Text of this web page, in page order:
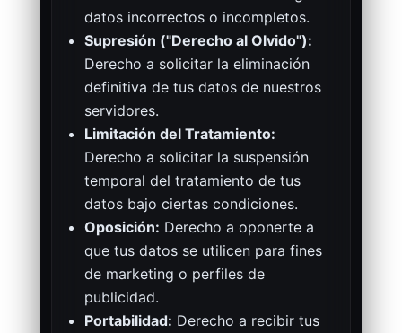
datos incorrectos o incompletos.
Supresión ("Derecho al Olvido"):
Derecho a solicitar la eliminación
definitiva de tus datos de nuestros
servidores.
Limitación del Tratamiento:
Derecho a solicitar la suspensión
temporal del tratamiento de tus
datos bajo ciertas condiciones.
Oposición: Derecho a oponerte a
que tus datos se utilicen para fines
de marketing o perfiles de
publicidad.
Portabilidad: Derecho a recibir tus